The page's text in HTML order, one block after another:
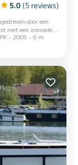
5.0 (5 reviews)
door een
de achterkant.
met maximaal 8
2005 6 m